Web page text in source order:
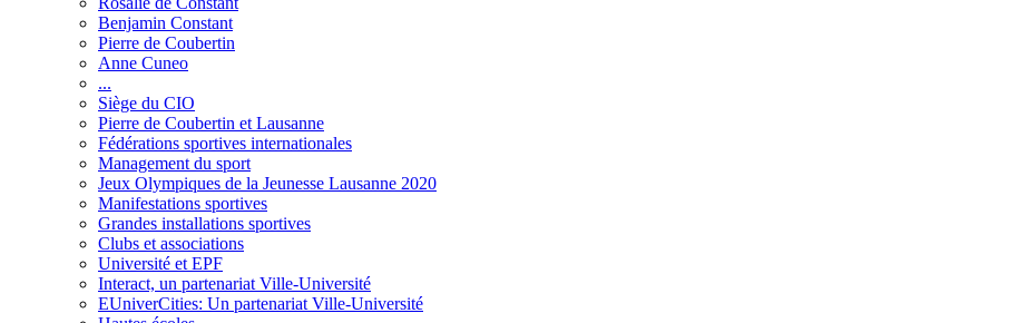
Benjamin Constant
Pierre de Coubertin
Anne Cuneo
...
Siège du CIO
Pierre de Coubertin et Lausanne
Fédérations sportives internationales
Management du sport
Jeux Olympiques de la Jeunesse Lausanne 2020
Manifestations sportives
Grandes installations sportives
Clubs et associations
Université et EPF
Interact, un partenariat Ville-Université
EUniverCities: Un partenariat Ville-Université